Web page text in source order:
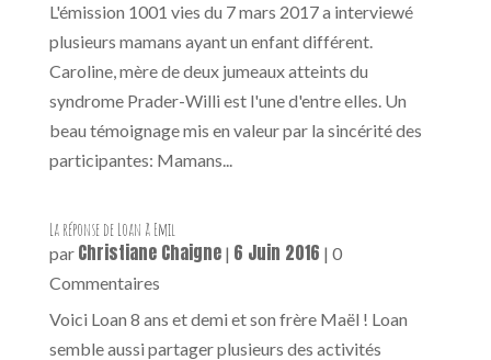
L'émission 1001 vies du 7 mars 2017 a interviewé
plusieurs mamans ayant un enfant différent.
Caroline, mère de deux jumeaux atteints du
syndrome Prader-Willi est l'une d'entre elles. Un
beau témoignage mis en valeur par la sincérité des
participantes: Mamans...
La réponse de Loan à Emil
par Christiane Chaigne| 6 Juin 2016 | 0
Commentaires
Voici Loan 8 ans et demi et son frère Maël ! Loan
semble aussi partager plusieurs des activités